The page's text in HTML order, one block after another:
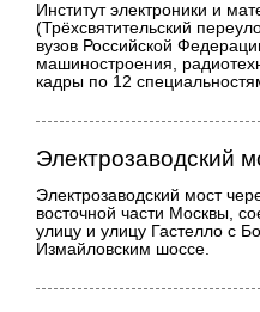
Институт электроники и
(Трёхсвятительский
вузов Российской
машиностроения,
кадры по 12
Электрозаводский
Электрозаводский мост
восточной части Москвы,
улицу и улицу Гастелло с
Измайловским шоссе.